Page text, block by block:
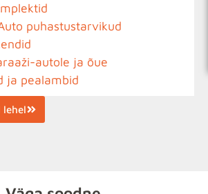
puhastustarvikud
autole ja õue
ja pealambid
lehel